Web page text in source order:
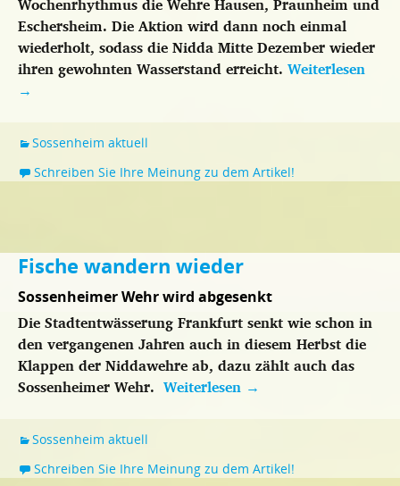
Eschersheim. Die Aktion wird dann noch einmal
wiederholt, sodass die Nidda Mitte Dezember wieder
ihren gewohnten Wasserstand erreicht. Weiterlesen
→
Sossenheim aktuell
Schreiben Sie Ihre Meinung zu dem Artikel!
Fische wandern wieder
Sossenheimer Wehr wird abgesenkt
Die Stadtentwässerung Frankfurt senkt wie schon in
den vergangenen Jahren auch in diesem Herbst die
Klappen der Niddawehre ab, dazu zählt auch das
Sossenheimer Wehr. Weiterlesen →
Sossenheim aktuell
Schreiben Sie Ihre Meinung zu dem Artikel!